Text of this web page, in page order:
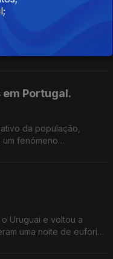
Portugal.
da população,
um fenómeno
Uruguai e voltou a
uma noite de euforia